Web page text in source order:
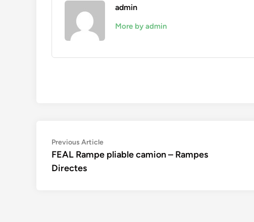
admin
More by admin
Navigation
de
l’article
Previous ArticlePrevious
article:
FEAL Rampe pliable camion – Rampes
Directes